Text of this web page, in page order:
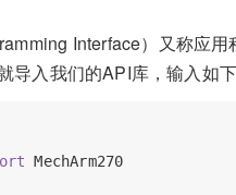
Interface）又称应
导入我们的API库，输入如
MechArm270